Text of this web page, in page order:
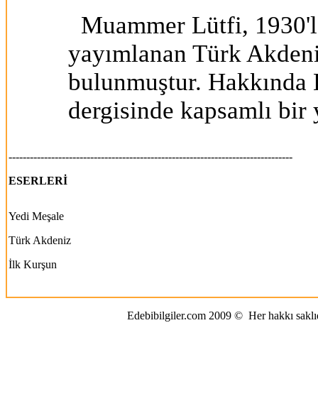
Muammer Lütfi,
yayımlanan Türk
bulunmuştur.
dergisinde kapsamlı bir
--------------------------------------------------------------------------------
ESERLERİ
Yedi Meşale
Türk Akdeniz
İlk Kurşun
Edebibilgiler.com 2009 © Her hakkı